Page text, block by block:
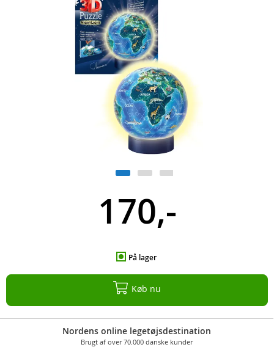
170,-
På lager
Køb nu
Nordens online legetøjsdestination
Brugt af over 70.000 danske kunder